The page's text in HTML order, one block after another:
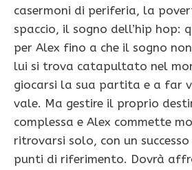
casermoni di periferia, la
spaccio, il sogno dell’hip hop:
per Alex fino a che il sogno
lui si trova catapultato nel
giocarsi la sua partita e a far
vale. Ma gestire il proprio
complessa e Alex commette
ritrovarsi solo, con un
punti di riferimento. Dovrà